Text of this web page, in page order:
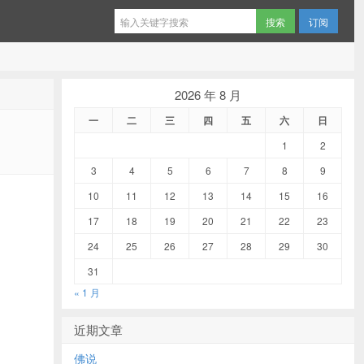
订阅
2026 年 8 月
一 二 三 四 五 六 日
1
2
3
4 5 6 7 8
9
10
11 12 13 14 15
16
17
18 19 20 21 22
23
24
25 26 27 28 29
30
31
« 1 月
近期文章
佛说